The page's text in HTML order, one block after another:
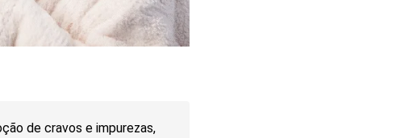
de cravos e impurezas,